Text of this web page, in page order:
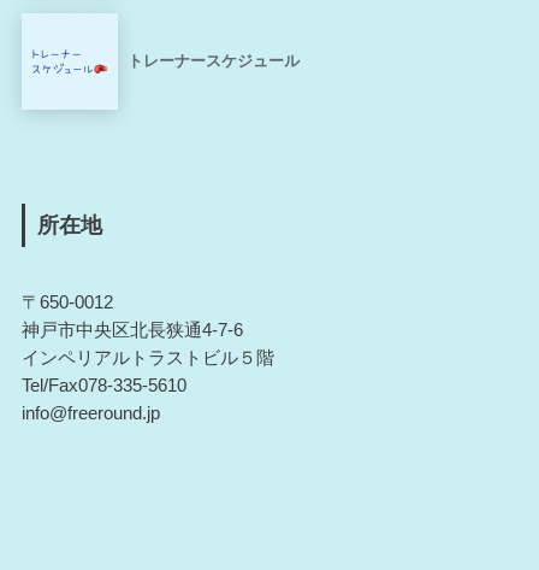
トレーナースケジュール
所在地
〒650-0012
神戸市中央区北長狭通4-7-6
インペリアルトラストビル５階
Tel/Fax078-335-5610
info@freeround.jp